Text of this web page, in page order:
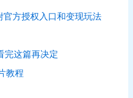
官方授权入口和变现玩法
完这篇再决定
教程